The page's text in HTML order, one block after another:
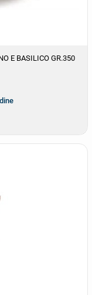
E BASILICO GR.350